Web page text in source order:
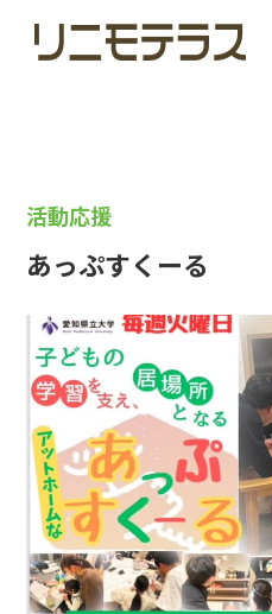
活動応援
あっぷすくーる